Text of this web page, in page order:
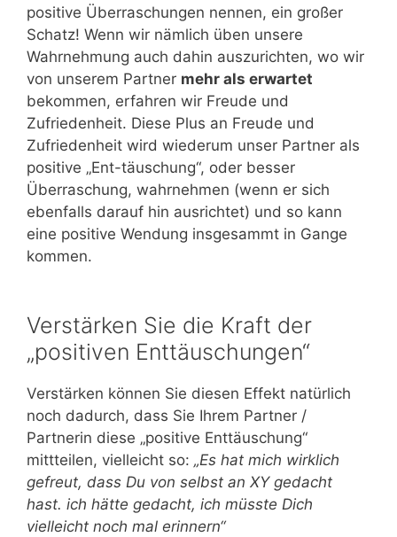
positive Überraschungen nennen, ein großer
Schatz! Wenn wir nämlich üben unsere
Wahrnehmung auch dahin auszurichten, wo wir
von unserem Partner mehr als erwartet
bekommen, erfahren wir Freude und
Zufriedenheit. Diese Plus an Freude und
Zufriedenheit wird wiederum unser Partner als
positive „Ent-täuschung“, oder besser
Überraschung, wahrnehmen (wenn er sich
ebenfalls darauf hin ausrichtet) und so kann
eine positive Wendung insgesammt in Gange
kommen.
Verstärken Sie die Kraft der
„positiven Enttäuschungen“
Verstärken können Sie diesen Effekt natürlich
noch dadurch, dass Sie Ihrem Partner /
Partnerin diese „positive Enttäuschung“
mittteilen, vielleicht so: „Es hat mich wirklich
gefreut, dass Du von selbst an XY gedacht
hast. ich hätte gedacht, ich müsste Dich
vielleicht noch mal erinnern“